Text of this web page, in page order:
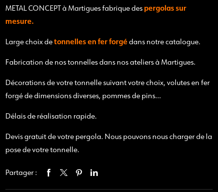
METAL CONCEPT à Martigues fabrique des pergolas sur
mesure.
Large choix detonnelles en fer forgédans notre catalogue.
Fabrication de nos tonnelles dans nos ateliers à Martigues.
Décorations de votre tonnelle suivant votre choix, volutes en fer
forgé de dimensions diverses, pommes de pins...
Délais de réalisation rapide.
Devis gratuit de votre pergola. Nous pouvons nous charger de la
pose de votre tonnelle.
Partager :